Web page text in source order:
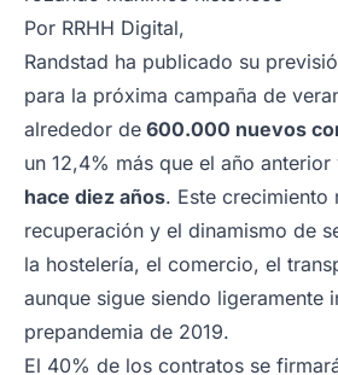
Por RRHH Digital,
Randstad ha publicado su
para la próxima campaña de
alrededor de 600.000 nuevos
un 12,4% más que el año anterior
hace diez años. Este crecimiento
recuperación y el dinamismo de
la hostelería, el comercio, el
aunque sigue siendo ligeramente
prepandemia de 2019.
El 40% de los contratos se